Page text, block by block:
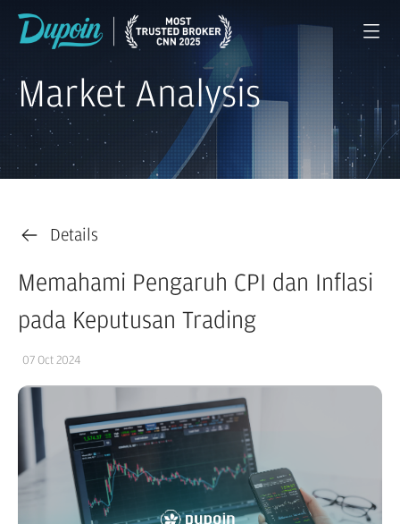
Market Analysis
Details
Memahami Pengaruh CPI dan Inflasi
pada Keputusan Trading
07 Oct 2024